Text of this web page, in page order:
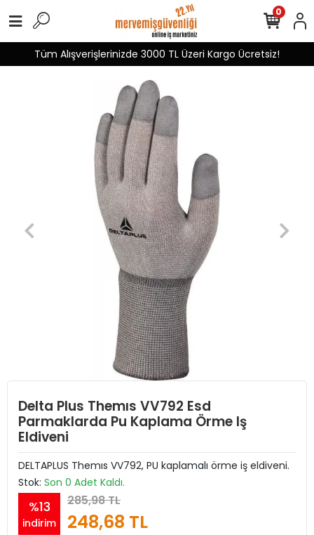
Tüm Alışverişlerinizde 3000 TL Üzeri Kargo Ücretsiz!
0
Delta Plus Themıs VV792 Esd
Parmaklarda Pu Kaplama Örme Iş
Eldiveni
DELTAPLUS Themıs VV792, PU kaplamalı örme iş eldiveni.
Stok: Son 0 Adet Kaldı.
%13
indirim
285,98 TL
248,68 TL